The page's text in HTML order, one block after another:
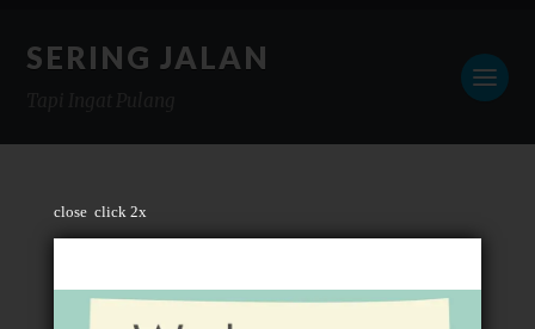
close click 2x
SERING JALAN